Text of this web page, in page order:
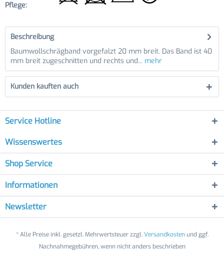
Pflege:
Beschreibung
Baumwollschrägband vorgefalzt 20 mm breit. Das Band ist 40
mm breit zugeschnitten und rechts und... mehr
Kunden kauften auch
Service Hotline
Wissenswertes
Shop Service
Informationen
Newsletter
* Alle Preise inkl. gesetzl. Mehrwertsteuer zzgl.Versandkostenund ggf.
Nachnahmegebühren, wenn nicht anders beschrieben